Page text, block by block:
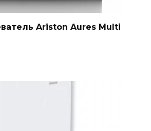
Ariston Aures Multi